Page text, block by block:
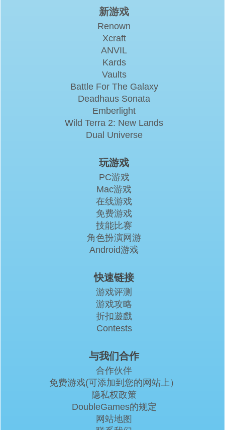
新游戏
Renown
Xcraft
ANVIL
Kards
Vaults
Battle For The Galaxy
Deadhaus Sonata
Emberlight
Wild Terra 2: New Lands
Dual Universe
玩游戏
PC游戏
Mac游戏
在线游戏
免费游戏
技能比赛
角色扮演网游
Android游戏
快速链接
游戏评测
游戏攻略
折扣遊戲
Contests
与我们合作
合作伙伴
免费游戏(可添加到您的网站上）
隐私权政策
DoubleGames的规定
网站地图